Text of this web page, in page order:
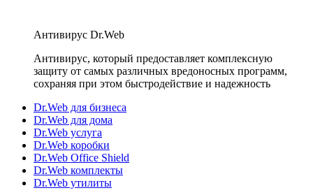
Антивирус Dr.Web
Антивирус, который предоставляет комплексную
защиту от самых различных вредоносных программ,
сохраняя при этом быстродействие и надежность
Dr.Web для бизнеса
Dr.Web для дома
Dr.Web услуга
Dr.Web коробки
Dr.Web Office Shield
Dr.Web комплекты
Dr.Web утилиты